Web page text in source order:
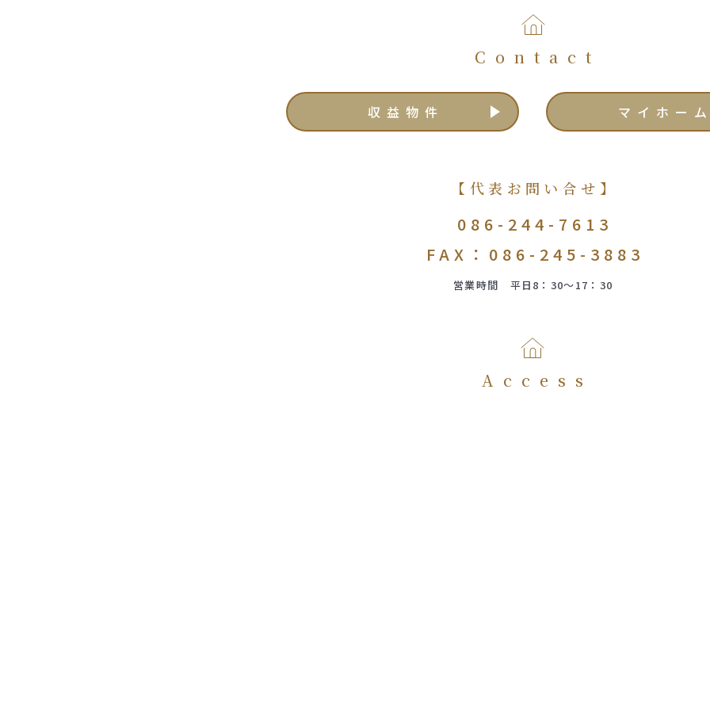
Contact
収益物件 マイホー
【代表お問い合せ】
086-244-7613
FAX：086-245-3883
営業時間 平日8：30～17：30
Access